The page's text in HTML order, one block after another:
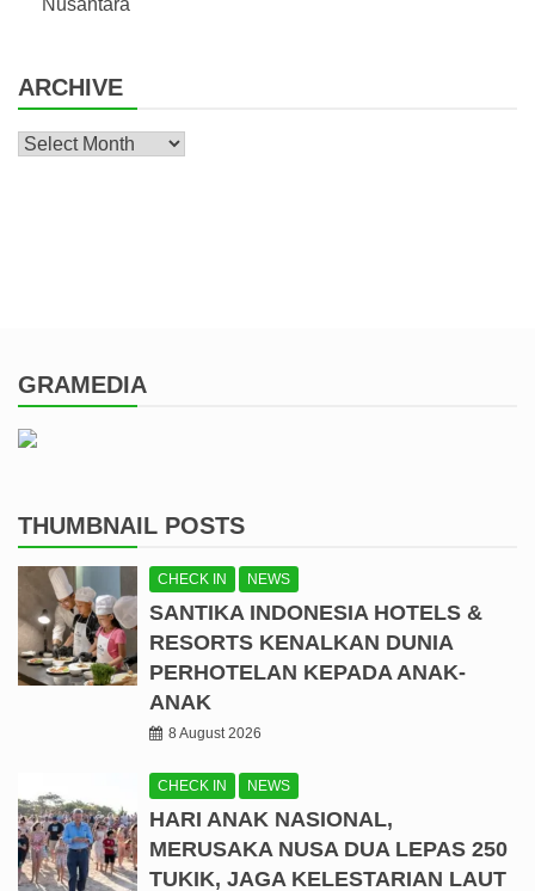
ARCHIVE
Archive
GRAMEDIA
THUMBNAIL POSTS
CHECK IN NEWS
SANTIKA INDONESIA HOTELS &
RESORTS KENALKAN DUNIA
PERHOTELAN KEPADA ANAK-
ANAK
8 August 2026
CHECK IN NEWS
HARI ANAK NASIONAL,
MERUSAKA NUSA DUA LEPAS 250
TUKIK, JAGA KELESTARIAN LAUT